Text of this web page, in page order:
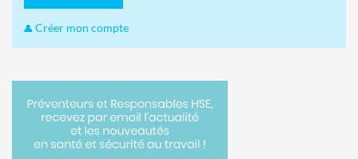
Créer mon compte